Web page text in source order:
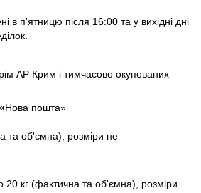
в п'ятницю після 16:00 та у вихідні дні
АР Крим і тимчасово окупованих
Нова пошта»
та об'ємна), розміри не
20 кг (фактична та об'ємна), розміри